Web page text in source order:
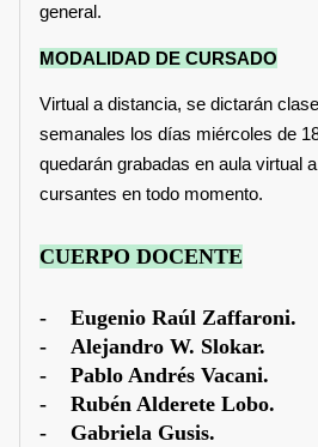
general.
MODALIDAD DE CURSADO
Virtual a distancia, se dictarán
semanales los días miércoles de
quedarán grabadas en aula virtual
cursantes en todo momento.
CUERPO DOCENTE
- Eugenio Raúl Zaffaroni.
- Alejandro W. Slokar.
- Pablo Andrés Vacani.
- Rubén Alderete Lobo.
- Gabriela Gusis.